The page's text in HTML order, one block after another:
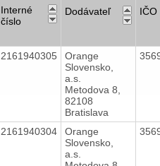
Interné
číslo
Dodávateľ IČO
2161940305
Orange
Slovensko,
a.s.
Metodova 8,
82108
Bratislava
2161940304
Orange
Slovensko,
a.s.